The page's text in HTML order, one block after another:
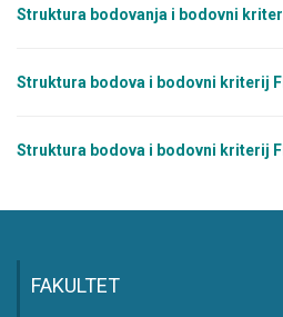
Struktura bodovanja i bodovni
Struktura bodova i bodovni kriterij
Struktura bodova i bodovni kriterij
FAKULTET